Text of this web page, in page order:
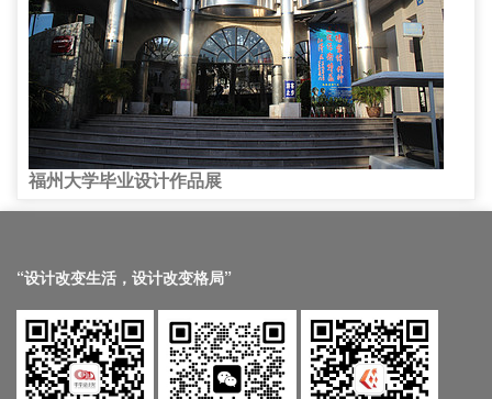
福州大学毕业设计作品展
“设计改变生活，设计改变格局”